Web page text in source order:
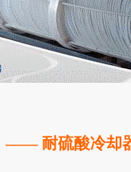
—— 耐硫酸冷却